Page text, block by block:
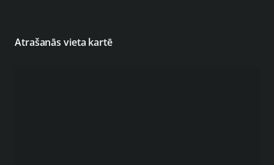
Atrašanās vieta kartē